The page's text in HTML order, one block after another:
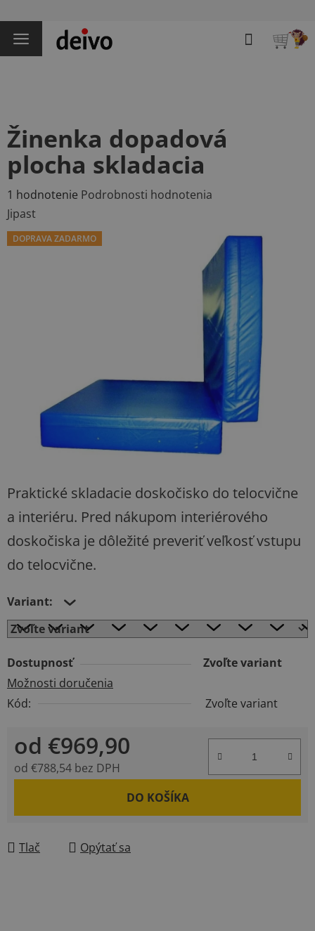
na
obsah
Hľadať
Praktické skladacie doskočisko do telocvične
a interiéru. Pred nákupom interiérového
doskočiska je dôležité preveriť veľkosť vstupu
do telocvične.
Variant:
Dostupnosť
Zvoľte variant
Možnosti doručenia
Kód:
Zvoľte variant
od €969,90
od €788,54 bez DPH
DO KOŠÍKA
Tlač Opýtať sa
Žinenka dopadová
plocha skladacia
Priemerné
hodnotenie
produktu
je
1 hodnotenie Podrobnosti hodnotenia
Jipast
DOPRAVA ZADARMO